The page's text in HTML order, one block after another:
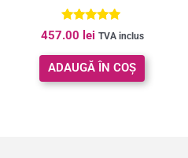
alb
Evaluat la
5.00
din 5
457.00 lei TVA inclus
ADAUGĂ ÎN COȘ